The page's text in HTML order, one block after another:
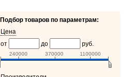
Подбор товаров по параметрам:
Цена
от
до руб.
240000 370000 1100000